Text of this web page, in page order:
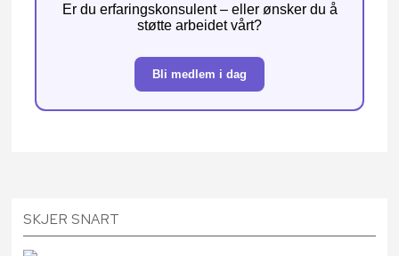
Er du erfaringskonsulent – eller ønsker du å
støtte arbeidet vårt?
Bli medlem i dag
SKJER SNART